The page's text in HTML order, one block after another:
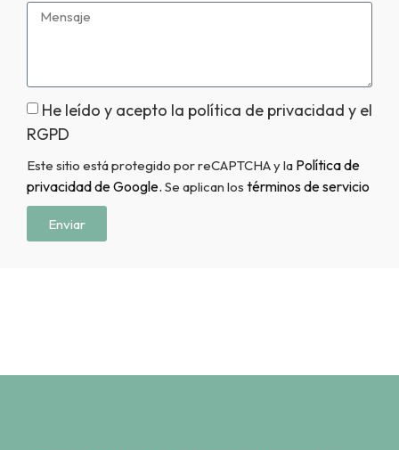
He leído y acepto la política de privacidad y el
RGPD
Este sitio está protegido por reCAPTCHA y la Política de
privacidad de Google. Se aplican los términos de servicio
Enviar